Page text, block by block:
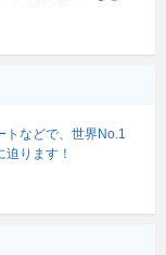
トなどで、世界No.1
ります！